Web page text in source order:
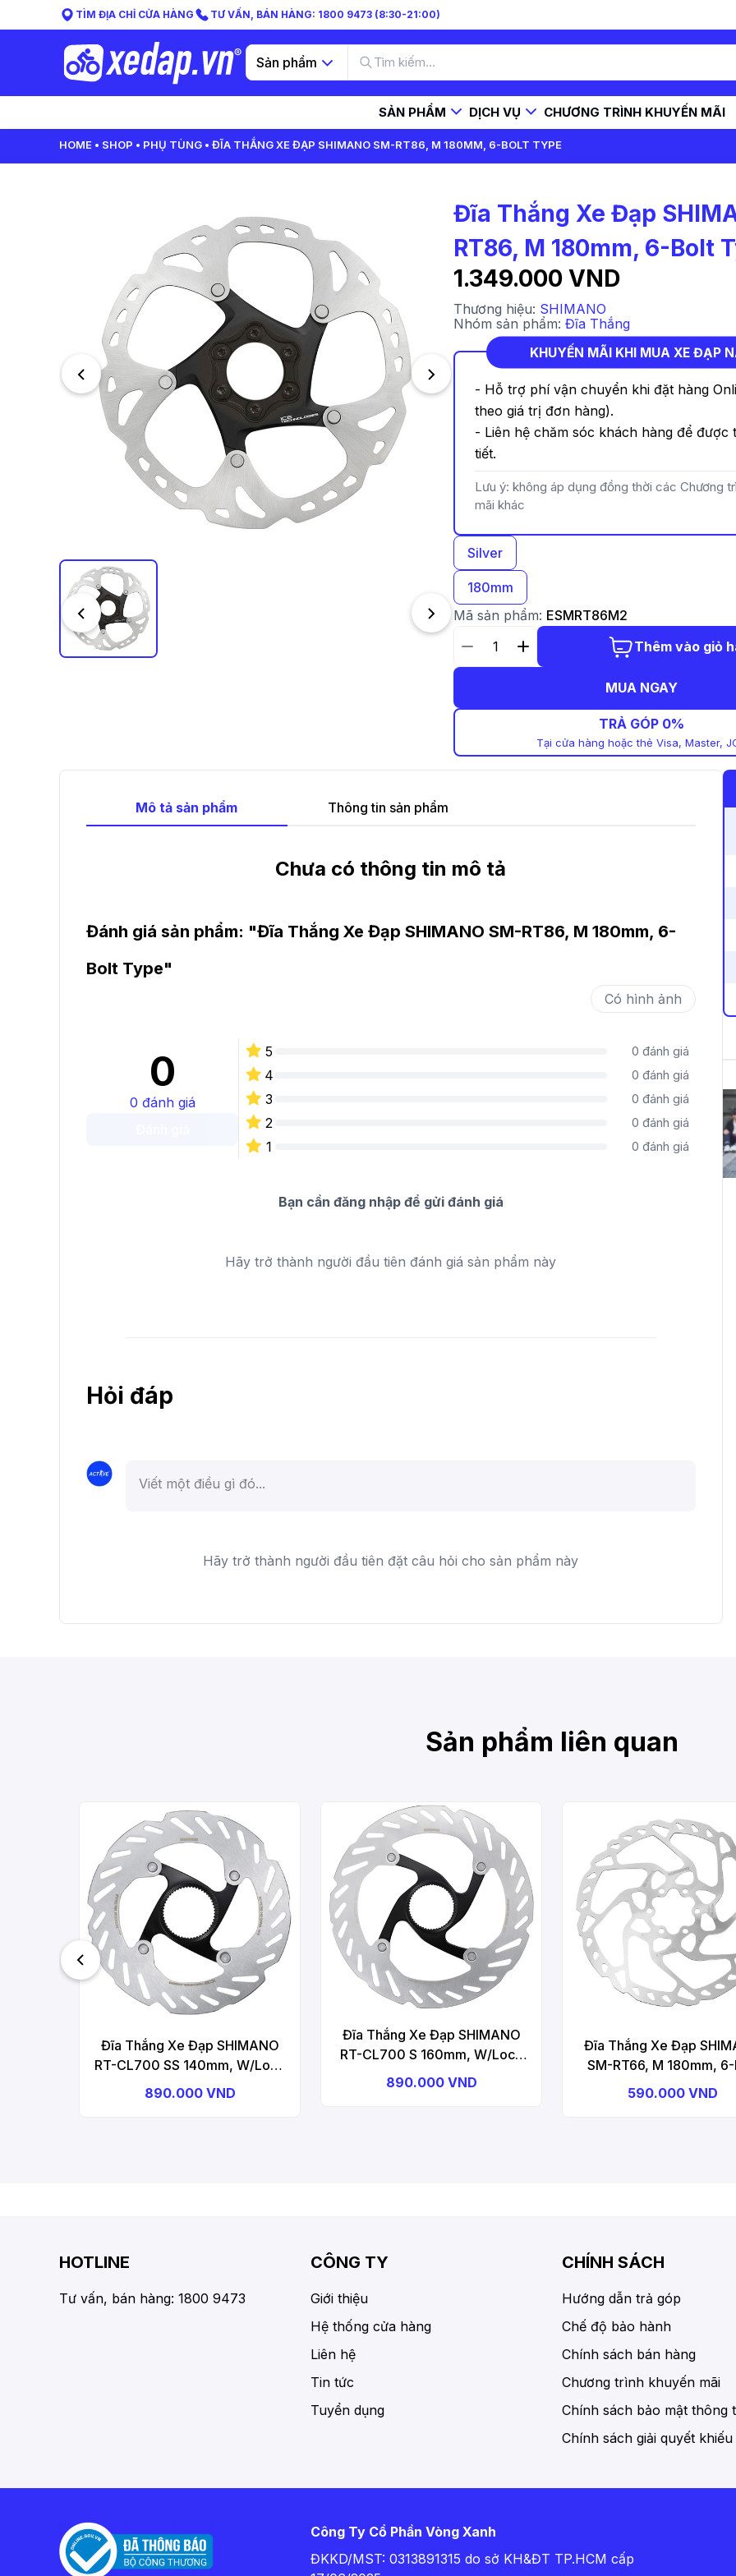
TÌM ĐỊA CHỈ CỬA HÀNG TƯ VẤN, BÁN HÀNG: 1800 9473 (8:30-21:00)
Sản phẩm
SẢN PHẨM DỊCH VỤ CHƯƠNG TRÌNH KHUYẾN MÃI
HOME SHOP PHỤ TÙNG ĐĨA THẮNG XE ĐẠP SHIMANO SM-RT86, M 180MM, 6-BOLT TYPE
Đĩa Thắng Xe Đạp
RT86, M 180mm, 6-Bolt
1.349.000 VND
Thương hiệu: SHIMANO
Nhóm sản phẩm: Đĩa Thắng
KHUYẾN MÃI KHI MUA XE ĐẠP
- Hỗ trợ phí vận chuyển khi đặt hàng
theo giá trị đơn hàng).
- Liên hệ chăm sóc khách hàng để được
tiết.
Lưu ý: không áp dụng đồng thời các Chương
mãi khác
Silver
180mm
Mã sản phẩm: ESMRT86M2
Thêm vào giỏ
MUA NGAY
TRẢ GÓP 0%
Tại cửa hàng hoặc thẻ Visa, Master,
Mô tả sản phẩm Thông tin sản phẩm
Chưa có thông tin mô tả
Đánh giá sản phẩm: "Đĩa Thắng Xe Đạp SHIMANO SM-RT86, M 180mm, 6-
Bolt Type"
Có hình ảnh
0
0 đánh giá
5 0 đánh giá
4 0 đánh giá
3 0 đánh giá
2 0 đánh giá
1 0 đánh giá
Bạn cần đăng nhập để gửi đánh giá
Hãy trở thành người đầu tiên đánh giá sản phẩm này
Hỏi đáp
Hãy trở thành người đầu tiên đặt câu hỏi cho sản phẩm này
Sản phẩm liên quan
Đĩa Thắng Xe Đạp SHIMANO
RT-CL700 SS 140mm, W/Lock
Ring (External Spline) Rotor For
890.000 VND
Đĩa Thắng Xe Đạp SHIMANO
RT-CL700 S 160mm, W/Lock
Ring (External Spline) Rotor For
890.000 VND
Đĩa Thắng Xe Đạp
SM-RT66, M 180mm,
Type
590.000 VND
HOTLINE
Tư vấn, bán hàng: 1800 9473
CÔNG TY
Giới thiệu
Hệ thống cửa hàng
Liên hệ
Tin tức
Tuyển dụng
CHÍNH SÁCH
Hướng dẫn trả góp
Chế độ bảo hành
Chính sách bán hàng
Chương trình khuyến mãi
Chính sách bảo mật thông
Chính sách giải quyết khiếu
Công Ty Cổ Phần Vòng Xanh
ĐKKD/MST: 0313891315 do sở KH&ĐT TP.HCM cấp